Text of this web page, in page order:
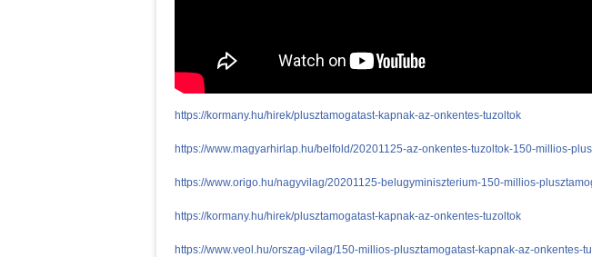
https://kormany.hu/hirek/plusztamogatast-kapnak-az-onkentes-tuzoltok
https://www.magyarhirlap.hu/belfold/20201125-az-onkentes-tuzoltok-150-millios-
https://www.origo.hu/nagyvilag/20201125-belugyminiszterium-150-millios-
https://kormany.hu/hirek/plusztamogatast-kapnak-az-onkentes-tuzoltok
https://www.veol.hu/orszag-vilag/150-millios-plusztamogatast-kapnak-az-onkentes-